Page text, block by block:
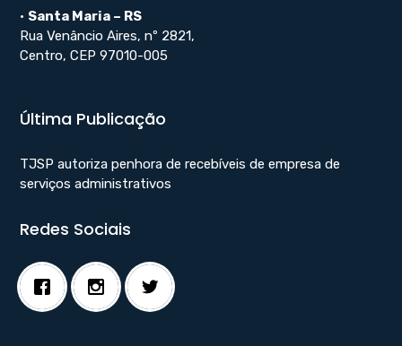
• Santa Maria – RS
Rua Venâncio Aires, nº 2821,
Centro, CEP 97010-005
Última Publicação
TJSP autoriza penhora de recebíveis de empresa de
serviços administrativos
Redes Sociais